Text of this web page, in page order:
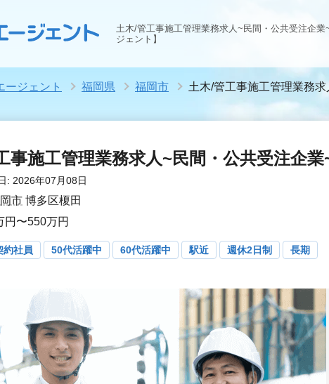
土木/管工事施工管理業務求人~民間・公共受注企業
ジェント】
ージェント 福岡県 福岡市 土木/管工事施工管理業務
事施工管理業務求人~民間・公共受注企業
: 2026年07月08日
市 博多区榎田
円〜550万円
約社員 50代活躍中 60代活躍中 駅近 週休2日制
長期